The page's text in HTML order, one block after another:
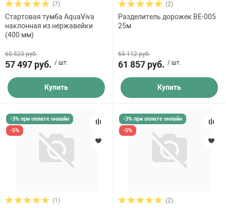
(7)
Стартовая тумба AquaViva
наклонная из нержавейки
(400 мм)
60 523 руб.
57 497 руб. / шт.
Купить
(2)
Разделитель дорожек BE-005
25м
65 112 руб.
61 857 руб. / шт.
Купить
-3% при оплате онлайн
-5%
(1)
-3% при оплате онлайн
-5%
(2)